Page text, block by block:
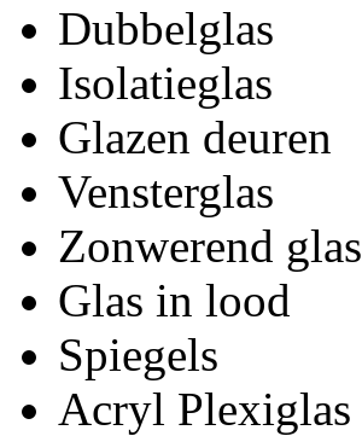
Dubbelglas
Isolatieglas
Glazen deuren
Vensterglas
Zonwerend glas
Glas in lood
Spiegels
Acryl Plexiglas